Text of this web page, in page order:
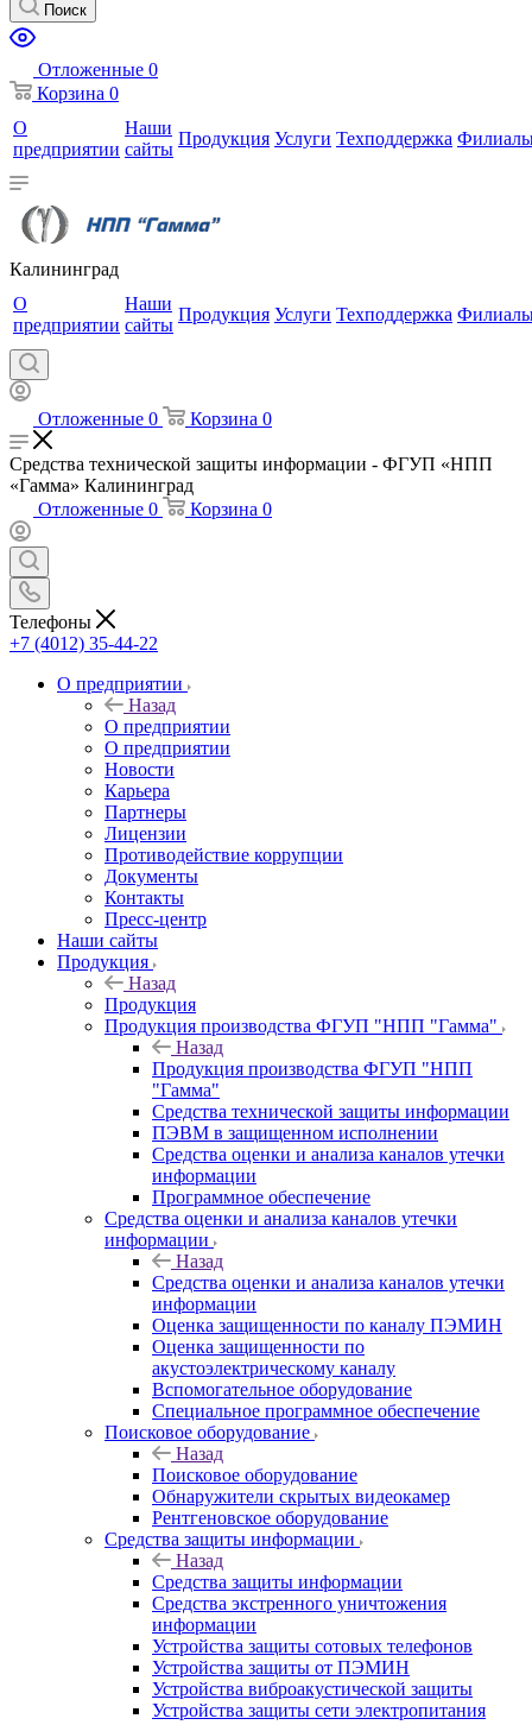
Поиск
Отложенные 0
Корзина 0
О
предприятии
Наши
сайты
Продукция Услуги Техподдержка
Калининград
О
предприятии
Наши
сайты
Продукция Услуги Техподдержка
Отложенные 0 Корзина 0
Средства технической защиты информации - ФГУП «НПП
«Гамма» Калининград
Отложенные 0 Корзина 0
Телефоны
+7 (4012) 35-44-22
О предприятии
Назад
О предприятии
О предприятии
Новости
Карьера
Партнеры
Лицензии
Противодействие коррупции
Документы
Контакты
Пресс-центр
Наши сайты
Продукция
Назад
Продукция
Продукция производства ФГУП "НПП "Гамма"
Назад
Продукция производства ФГУП "НПП
"Гамма"
Средства технической защиты информации
ПЭВМ в защищенном исполнении
Средства оценки и анализа каналов утечки
информации
Программное обеспечение
Средства оценки и анализа каналов утечки
информации
Назад
Средства оценки и анализа каналов утечки
информации
Оценка защищенности по каналу ПЭМИН
Оценка защищенности по
акустоэлектрическому каналу
Вспомогательное оборудование
Специальное программное обеспечение
Поисковое оборудование
Назад
Поисковое оборудование
Обнаружители скрытых видеокамер
Рентгеновское оборудование
Средства защиты информации
Назад
Средства защиты информации
Средства экстренного уничтожения
информации
Устройства защиты сотовых телефонов
Устройства защиты от ПЭМИН
Устройства виброакустической защиты
Устройства защиты сети электропитания